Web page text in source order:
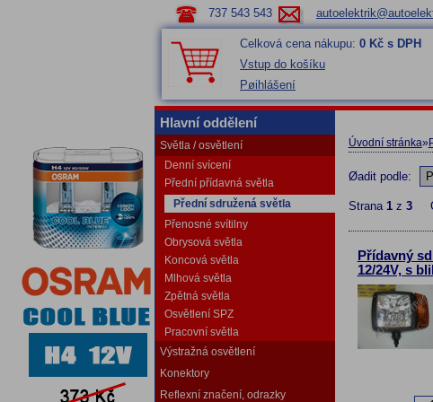
737 543 543
Celková cena nákupu: 0 Kč s DPH
Vstup do košíku
Pøihlášení
Hlavní oddělení
Světla / osvětlení
Denní svícení
Přední přídavná světla
Přední sdružená světla
Přenosné svítilny
Obrysová světla
Koncová světla
Mlhová světla
Zpětná světla
Osvětlení SPZ
Pracovní světla
Výstražná osvětlení
Konektory
Reflexní značení, odrazky
Úvodní stránka»
Øadit podle:
Strana 1z 3
Přídavný
12/24V, s